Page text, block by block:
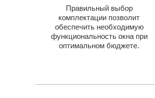
Правильный выбор
комплектации позволит
обеспечить необходимую
функциональность окна при
оптимальном бюджете.